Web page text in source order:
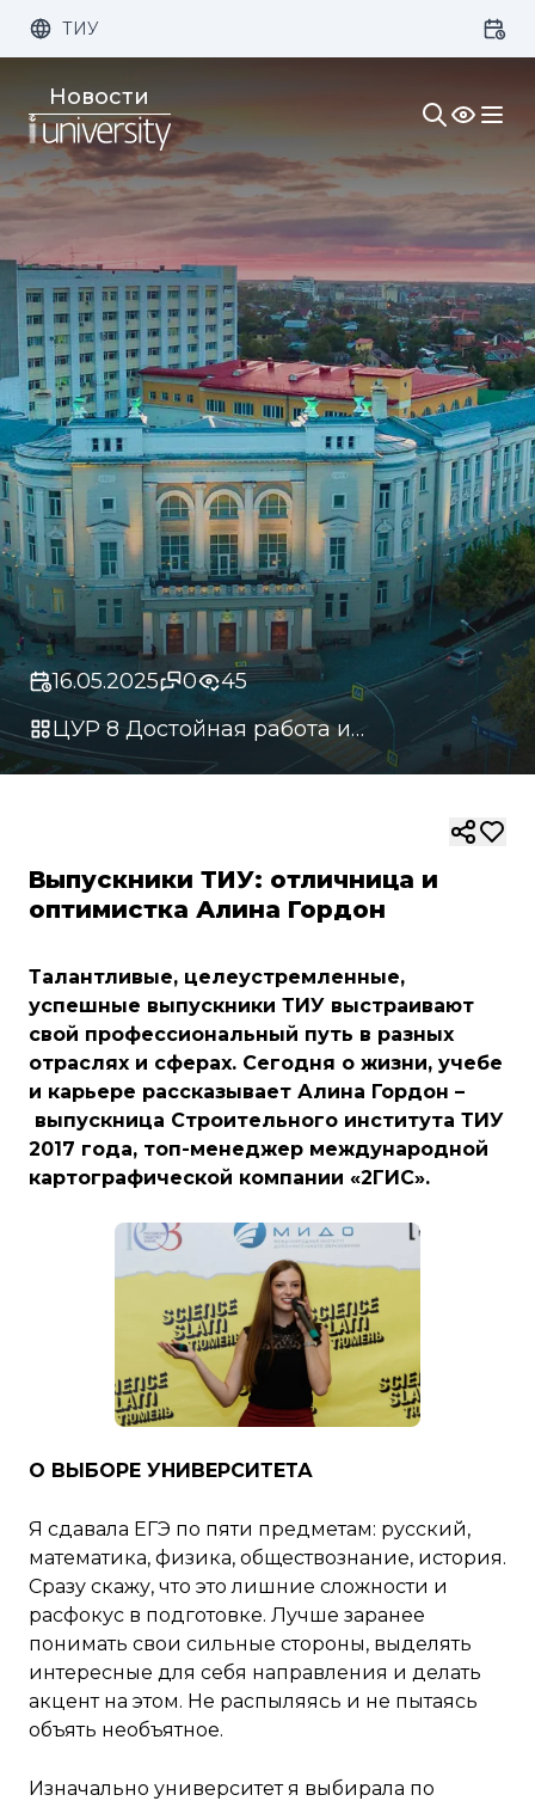
Размер шрифта: Цвет:
Изображения:
Озвучивание:
ТИУ
Новости
16.05.2025 0
45
ЦУР 8 Достойная работа и
экономический рост
Выпускники ТИУ: отличница и
оптимистка Алина Гордон
Талантливые, целеустремленные,
успешные выпускники ТИУ выстраивают
свой профессиональный путь в разных
отраслях и сферах. Сегодня о жизни, учебе
и карьере рассказывает Алина Гордон –
выпускница Строительного института ТИУ
2017 года, топ-менеджер международной
картографической компании «2ГИС».
О ВЫБОРЕ УНИВЕРСИТЕТА
Я сдавала ЕГЭ по пяти предметам: русский,
математика, физика, обществознание, история.
Сразу скажу, что это лишние сложности и
расфокус в подготовке. Лучше заранее
понимать свои сильные стороны, выделять
интересные для себя направления и делать
акцент на этом. Не распыляясь и не пытаясь
объять необъятное.
Изначально университет я выбирала по